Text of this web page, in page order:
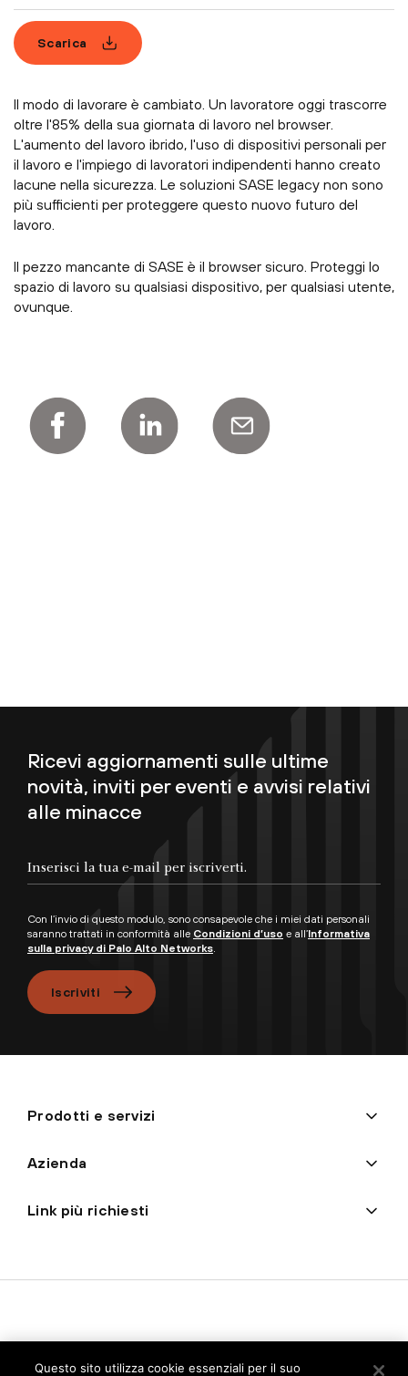
Scarica
Il modo di lavorare è cambiato. Un lavoratore oggi trascorre
oltre l'85% della sua giornata di lavoro nel browser.
L'aumento del lavoro ibrido, l'uso di dispositivi personali per
il lavoro e l'impiego di lavoratori indipendenti hanno creato
lacune nella sicurezza. Le soluzioni SASE legacy non sono
più sufficienti per proteggere questo nuovo futuro del
lavoro.
Il pezzo mancante di SASE è il browser sicuro. Proteggi lo
spazio di lavoro su qualsiasi dispositivo, per qualsiasi utente,
ovunque.
Ricevi aggiornamenti sulle ultime
novità, inviti per eventi e avvisi relativi
alle minacce
Con l’invio di questo modulo, sono consapevole che i miei dati personali
saranno trattati in conformità alle Condizioni d’uso e all’Informativa
sulla privacy di Palo Alto Networks.
Iscriviti
Prodotti e servizi
Azienda
Link più richiesti
Questo sito utilizza cookie essenziali per il suo